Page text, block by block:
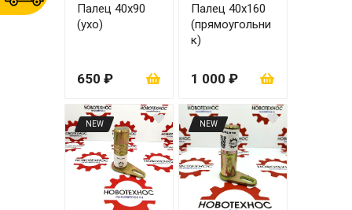
Палец 40х90
(ухо)
650 ₽
Палец 40х160
(прямоугольни
к)
1 000 ₽
NEW NEW